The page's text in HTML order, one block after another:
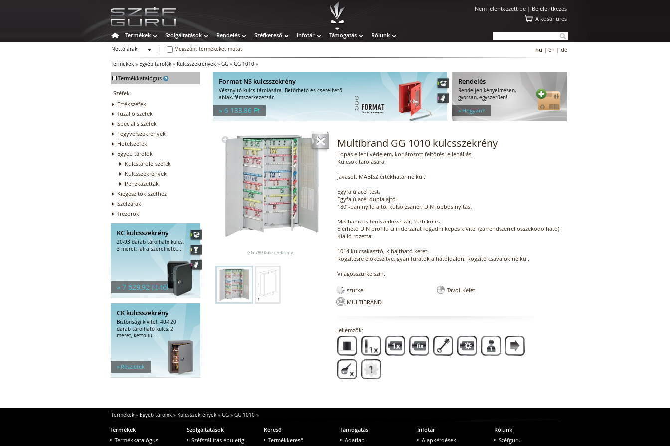
Nem jelentkezett be | Bejelentkezés
A kosár üres
Termékek Szolgáltatások Rendelés Széfkereső Infotár Támogatás Rólunk
Nettó árak
Megszűnt termékeket mutat hu | en | de
Termékek » Egyéb tárolók » Kulcsszekrények » GG » GG 1010 »
- Termékkatalógus
Széfek
Értékszéfek
Tűzálló széfek
Speciális széfek
Fegyverszekrények
Hotelszéfek
Egyéb tárolók
Kulcstároló széfek
Kulcsszekrények
Pénzkazetták
Kiegészítők széfhez
Széfzárak
Trezorok
KC kulcsszekrény
20-93 darab tárolható kulcs,
3 méret, falra szerelhető,...
» 7 629,92 Ft-tól
CK kulcsszekrény
Biztonsági kivitel. 40-120
darab tárolható kulcs, 2
méret, kéttollú...
» Részletek
Format NS kulcsszekrény
Vésznyitó kulcs tárolására. Betörhető és cserélhető
ablak, fémszerkezetzár.
» 6 133,86 Ft
Rendelés
Rendeljen kényelmesen,
gyorsan, egyszerűen!
» Hogyan?
GG 780 kulcsszekrény
Multibrand GG 1010 kulcsszekrény
Lopás elleni védelem, korlátozott feltörési ellenállás.
Kulcsok tárolására.
Javasolt MABISZ értékhatár nélkül.
Egyfalú acél test.
Egyfalú acél dupla ajtó.
180°-ban nyíló ajtó, külső zsanér, DIN jobbos nyitás.
Mechanikus fémszerkezetzár, 2 db kulcs.
Elérhető DIN profilú cilinderzarat fogadni képes kivitel (zárrendszerrel összekódolható).
Kiálló rozetta.
1014 kulcsakasztó, kihajtható keret.
Rögzítésre előkészítve, gyári furatok a hátoldalon. Rögzítő csavarok nélkül.
Világosszürke szín.
szürke
Távol-Kelet
MULTIBRAND
Jellemzők:
Termékek» Egyéb tárolók» Kulcsszekrények» GG» GG 1010»
Termékek
Termékkatalógus
Szolgáltatások
Széfszállítás épületig
Kereső
Termékkereső
Támogatás
Adatlap
Infotár
Alapkérdések
Rólunk
Széfguru